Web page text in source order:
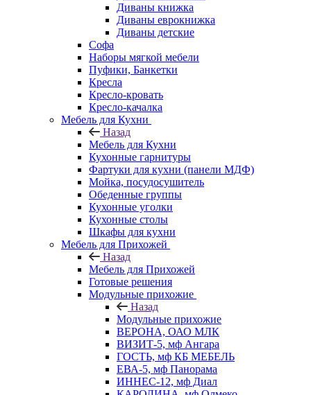
Диваны книжка
Диваны еврокнижка
Диваны детские
Софа
Наборы мягкой мебели
Пуфики, Банкетки
Кресла
Кресло-кровать
Кресло-качалка
Мебель для Кухни
Назад
Мебель для Кухни
Кухонные гарнитуры
Фартуки для кухни (панели МДФ)
Мойка, посудосушитель
Обеденные группы
Кухонные уголки
Кухонные столы
Шкафы для кухни
Мебель для Прихожей
Назад
Мебель для Прихожей
Готовые решения
Модульные прихожие
Назад
Модульные прихожие
ВЕРОНА, ОАО МЛК
ВИЗИТ-5, мф Ангара
ГОСТЬ, мф КБ МЕБЕЛЬ
ЕВА-5, мф Панорама
ИННЕС-12, мф Диал